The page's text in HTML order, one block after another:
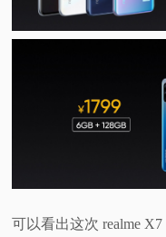
可以看出这次 realme